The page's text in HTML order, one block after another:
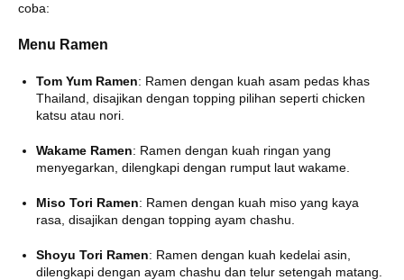
coba:
Menu Ramen
Tom Yum Ramen: Ramen dengan kuah asam pedas khas
Thailand, disajikan dengan topping pilihan seperti chicken
katsu atau nori.
Wakame Ramen: Ramen dengan kuah ringan yang
menyegarkan, dilengkapi dengan rumput laut wakame.
Miso Tori Ramen: Ramen dengan kuah miso yang kaya
rasa, disajikan dengan topping ayam chashu.
Shoyu Tori Ramen: Ramen dengan kuah kedelai asin,
dilengkapi dengan ayam chashu dan telur setengah matang.